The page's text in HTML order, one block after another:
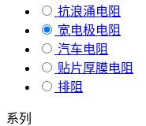
抗浪涌电阻
宽电极电阻
汽车电阻
贴片厚膜电阻
排阻
系列